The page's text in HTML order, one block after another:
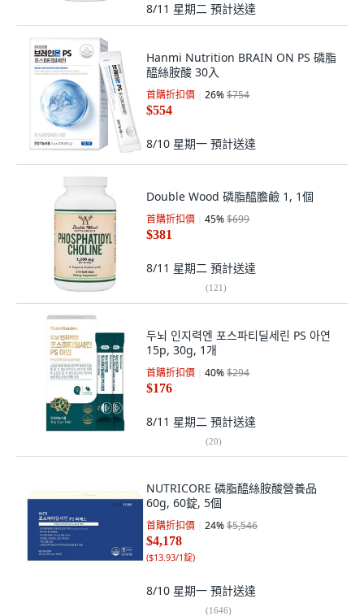
8/11 星期二 預計送達
Hanmi Nutrition BRAIN ON PS 磷脂
醯絲胺酸 30入
首購折扣價 26%$754
$554
8/10 星期一 預計送達
Double Wood 磷脂醯膽鹼 1, 1個
首購折扣價 45%$699
$381
8/11 星期二 預計送達
(121)
두뇌 인지력엔 포스파티딜세린 PS 아연
15p, 30g, 1개
首購折扣價 40%$294
$176
8/11 星期二 預計送達
(20)
NUTRICORE 磷脂醯絲胺酸營養品
60g, 60錠, 5個
首購折扣價 24%$5,546
$4,178
($13.93/1錠)
8/10 星期一 預計送達
(1646)